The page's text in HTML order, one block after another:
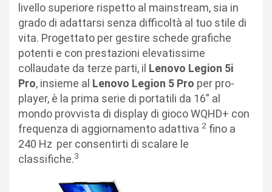
livello superiore rispetto al mainstream, sia in
grado di adattarsi senza difficoltà al tuo stile di
vita. Progettato per gestire schede grafiche
potenti e con prestazioni elevatissime
collaudate da terze parti, il Lenovo Legion 5i
Pro, insieme al Lenovo Legion 5 Pro per pro-
player, è la prima serie di portatili da 16” al
mondo provvista di display di gioco WQHD+ con
frequenza di aggiornamento adattiva 2 fino a
240 Hz per consentirti di scalare le
classifiche.3